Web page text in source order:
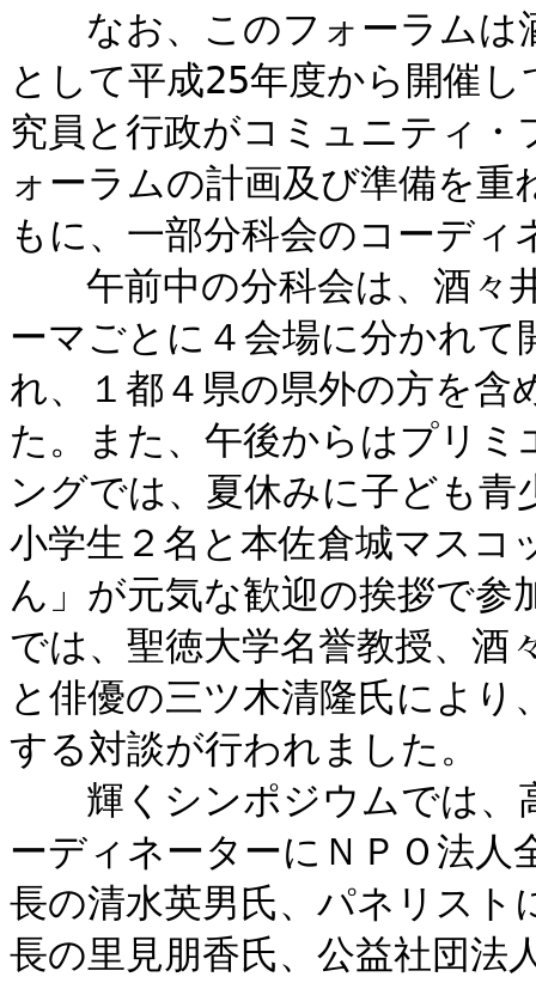
なお、このフォーラムは
として平成25年度から開催
究員と行政がコミュニティ
ォーラムの計画及び準備を
もに、一部分科会のコーデ
午前中の分科会は、酒々
ーマごとに４会場に分かれ
れ、１都４県の県外の方を
た。また、午後からはプリ
ングでは、夏休みに子ども
小学生２名と本佐倉城マスコ
ん」が元気な歓迎の挨拶で
では、聖徳大学名誉教授、酒
と俳優の三ツ木清隆氏によ
する対談が行われました。
輝くシンポジウムでは、
ーディネーターにＮＰＯ法人
長の清水英男氏、パネリスト
長の里見朋香氏、公益社団法